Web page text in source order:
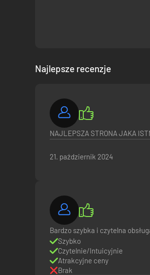
Najlepsze recenzje
NAJLEPSZA STRONA JAKA
21. październik 2024
Bardzo szybka i czytelna
Szybko
Czytelnie/Intuicyjnie
Atrakcyjne ceny
Brak